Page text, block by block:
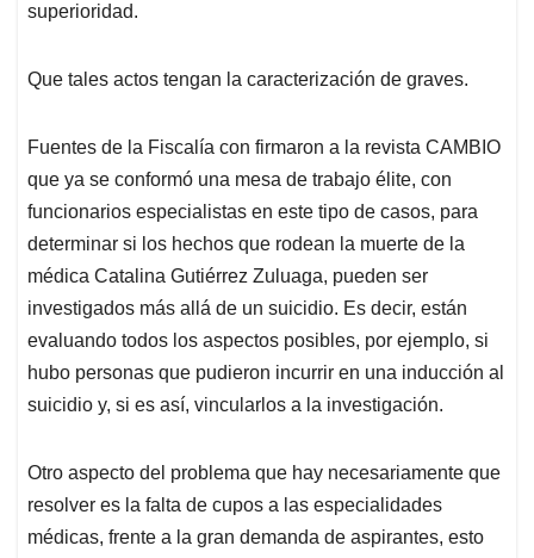
superioridad.
Que tales actos tengan la caracterización de graves.
Fuentes de la Fiscalía con firmaron a la revista CAMBIO
que ya se conformó una mesa de trabajo élite, con
funcionarios especialistas en este tipo de casos, para
determinar si los hechos que rodean la muerte de la
médica Catalina Gutiérrez Zuluaga, pueden ser
investigados más allá de un suicidio. Es decir, están
evaluando todos los aspectos posibles, por ejemplo, si
hubo personas que pudieron incurrir en una inducción al
suicidio y, si es así, vincularlos a la investigación.
Otro aspecto del problema que hay necesariamente que
resolver es la falta de cupos a las especialidades
médicas, frente a la gran demanda de aspirantes, esto